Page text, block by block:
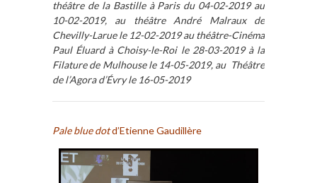
théâtre de la Bastille à Paris du 04-02-2019 au
10-02-2019, au théâtre André Malraux de
Chevilly-Larue le 12-02-2019 au théâtre-Cinéma
Paul Éluard à Choisy-le-Roi le 28-03-2019 à la
Filature de Mulhouse le 14-05-2019, au Théâtre
de l’Agora d’Évry le 16-05-2019
Pale blue dotd’Etienne Gaudillère